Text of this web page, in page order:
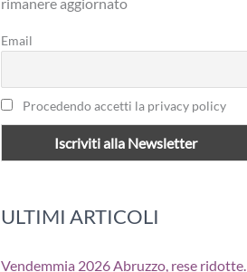
Email
Procedendo accetti la privacy policy
ULTIMI ARTICOLI
Vendemmia 2026 Abruzzo, rese ridotte.